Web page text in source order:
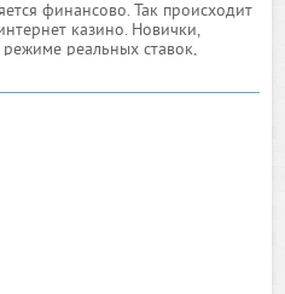
финансово. Так происходит
казино. Новички,
реальных ставок,